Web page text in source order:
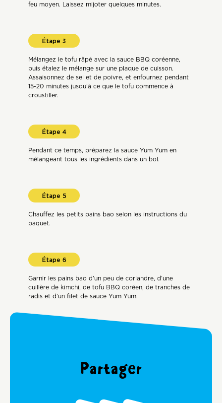
feu moyen. Laissez mijoter quelques minutes.
Mélangez le tofu râpé avec la sauce BBQ coréenne,
puis étalez le mélange sur une plaque de cuisson.
Assaisonnez de sel et de poivre, et enfournez pendant
15-20 minutes jusqu’à ce que le tofu commence à
croustiller.
Pendant ce temps, préparez la sauce Yum Yum en
mélangeant tous les ingrédients dans un bol.
Chauffez les petits pains bao selon les instructions du
paquet.
Garnir les pains bao d’un peu de coriandre, d’une
cuillère de kimchi, de tofu BBQ coréen, de tranches de
radis et d’un filet de sauce Yum Yum.
Partager